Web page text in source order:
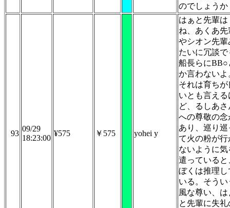
のでしょうか
93
09/29
18:23:00
¥575 ￥575 yohei y
はぁと先輩は
ね、あくあ先
やシオン先輩
たいに冗談で
船長らにBB○
か言わないよ
それは育ちが
いとも言える
ど、るしあさ
への尊敬の念
あり、巡り巡
て火の粉が行
ないように気
遣っていると
ぼくは推理し
いる。そうい
風な尊い、は
と先輩に失礼